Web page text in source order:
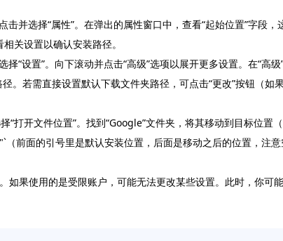
并选择“属性”。在弹出的属性窗口中，查看“起始位置”字段
关设置以确认安装路径。
设置”。向下滚动并点击“高级”选项以展开更多设置。在“高
。若需直接设置默认下载文件夹路径，可点击“更改”按钮（
打开文件位置”。找到“Google”文件夹，将其移动到目标位置
前面的引号里是默认安装位置，后面是移动之后的位置，注
果使用的是受限账户，可能无法更改某些设置。此时，你可